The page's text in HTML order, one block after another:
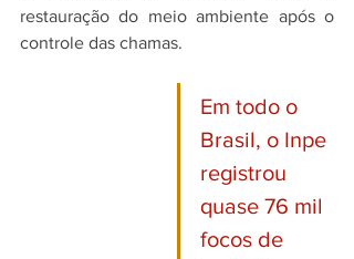
restauração do meio ambiente após o
controle das chamas.
Em todo o
Brasil, o Inpe
registrou
quase 76 mil
focos de